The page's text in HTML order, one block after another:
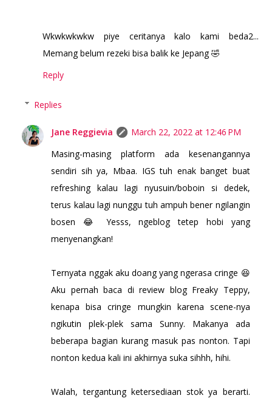
Wkwkwkwkw piye ceritanya kalo kami beda2...
Memang belum rezeki bisa balik ke Jepang 🤣
Reply
Replies
Jane Reggievia
March 22, 2022 at 12:46 PM
Masing-masing platform ada kesenangannya
sendiri sih ya, Mbaa. IGS tuh enak banget buat
refreshing kalau lagi nyusuin/boboin si dedek,
terus kalau lagi nunggu tuh ampuh bener ngilangin
bosen 😂 Yesss, ngeblog tetep hobi yang
menyenangkan!
Ternyata nggak aku doang yang ngerasa cringe 😆
Aku pernah baca di review blog Freaky Teppy,
kenapa bisa cringe mungkin karena scene-nya
ngikutin plek-plek sama Sunny. Makanya ada
beberapa bagian kurang masuk pas nonton. Tapi
nonton kedua kali ini akhirnya suka sihhh, hihi.
Walah, tergantung ketersediaan stok ya berarti.